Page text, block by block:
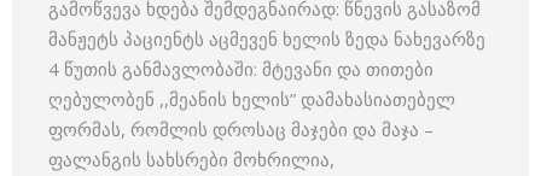
გამოწვევა ხდება შემდეგნაირად: წნევის გასაზომ
მანჟეტს პაციენტს აცმევენ ხელის ზედა ნახევარზე
4 წუთის განმავლობაში: მტევანი და თითები
ღებულობენ ,,მეანის ხელის” დამახასიათებელ
ფორმას, რომლის დროსაც მაჯები და მაჯა –
ფალანგის სახსრები მოხრილია,